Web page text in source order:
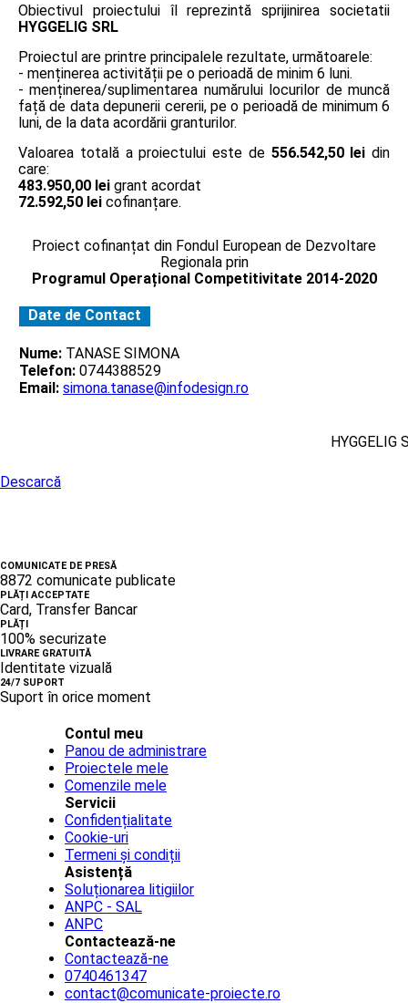
Obiectivul proiectului îl reprezintă sprijinirea societatii
HYGGELIG SRL
Proiectul are printre principalele rezultate, următoarele:
- menținerea activității pe o perioadă de minim 6 luni.
- menținerea/suplimentarea numărului locurilor de muncă
față de data depunerii cererii, pe o perioadă de minimum 6
luni, de la data acordării granturilor.
Valoarea totală a proiectului este de 556.542,50 lei din
care:
483.950,00 lei grant acordat
72.592,50 lei cofinanțare.
Proiect cofinanțat din Fondul European de Dezvoltare
Regionala prin
Programul Operațional Competitivitate 2014-2020
Date de Contact
Nume: TANASE SIMONA
Telefon: 0744388529
Email: simona.tanase@infodesign.ro
HYGGELIG
Descarcă
COMUNICATE DE PRESĂ
8872 comunicate publicate
PLĂȚI ACCEPTATE
Card, Transfer Bancar
PLĂȚI
100% securizate
LIVRARE GRATUITĂ
Identitate vizuală
24/7 SUPORT
Suport în orice moment
Contul meu
Panou de administrare
Proiectele mele
Comenzile mele
Servicii
Confidențialitate
Cookie-uri
Termeni și condiții
Asistență
Soluționarea litigiilor
ANPC - SAL
ANPC
Contactează-ne
Contactează-ne
0740461347
contact@comunicate-proiecte.ro